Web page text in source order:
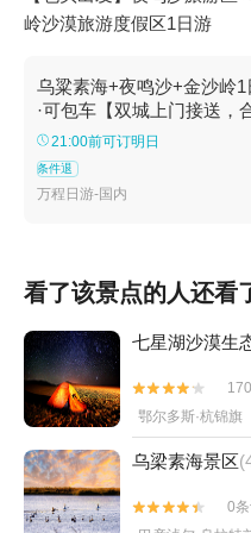
岭沙漠旅游度假区1日游
乌粱素海+夜鸣沙+金沙岭1
·可包车【双城上门接送，
保证全程无购物，随走随停
21:00前可订明日
条件退
万程日游-国内
看了该景点的人还看
七星湖沙漠生


鄂尔多斯·杭锦旗
乌梁素海景区


0